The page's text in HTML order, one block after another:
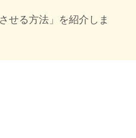
せる方法」を紹介しま